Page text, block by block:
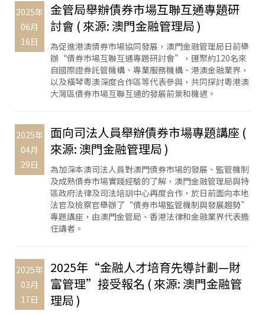
2025年
06月
16日
金管局舉辦債券市場互聯互通專題研
討會 ( 來源: 澳門金融管理局 )
為促進港澳債券市場協同發展，澳門金融管理局日前舉
辦“債券市場互聯互通專題研討會”，匯聚約120名來
自國際證券託管機構、專業服務機構、港澳金融業界，
以及橫琴粵澳深度合作區等代表參與，共同探討粵港澳
大灣區債券市場互聯互通的發展前景和機遇。
2025年
04月
29日
面向司法人員舉辦債券市場專題講座 (
來源: 澳門金融管理局 )
為加深本澳司法人員對澳門債券市場的發展、監管機制
及成熟債券市場實踐經驗的了解，澳門金融管理局與特
區政府法律及司法培訓中心再度合作，於日前面向本地
法官及檢察官舉辦了“債券市場監管機制與發展趨勢”
專題講座，由澳門金管局、香港法律和金融業界代表擔
任講者。
2025年
03月
17日
2025年“金融人才培育先導計劃—財
富管理”接受報名 ( 來源: 澳門金融管
理局 )